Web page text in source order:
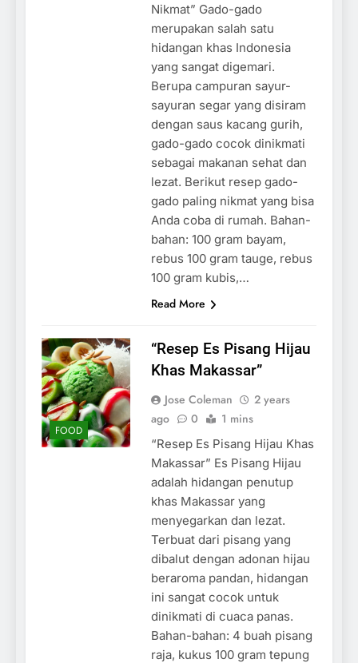
Nikmat” Gado-gado
merupakan salah satu
hidangan khas Indonesia
yang sangat digemari.
Berupa campuran sayur-
sayuran segar yang disiram
dengan saus kacang gurih,
gado-gado cocok dinikmati
sebagai makanan sehat dan
lezat. Berikut resep gado-
gado paling nikmat yang bisa
Anda coba di rumah. Bahan-
bahan: 100 gram bayam,
rebus 100 gram tauge, rebus
100 gram kubis,…
Read More
FOOD
“Resep Es Pisang Hijau
Khas Makassar”
Jose Coleman
2 years
ago
0 1 mins
“Resep Es Pisang Hijau Khas
Makassar” Es Pisang Hijau
adalah hidangan penutup
khas Makassar yang
menyegarkan dan lezat.
Terbuat dari pisang yang
dibalut dengan adonan hijau
beraroma pandan, hidangan
ini sangat cocok untuk
dinikmati di cuaca panas.
Bahan-bahan: 4 buah pisang
raja, kukus 100 gram tepung